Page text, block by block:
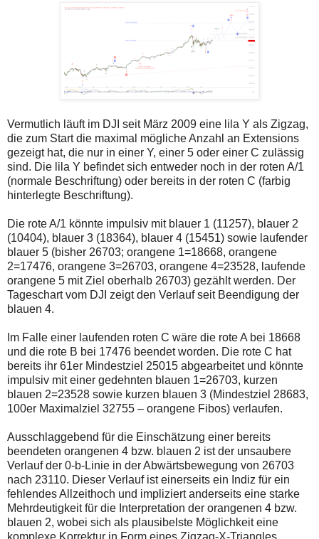
Vermutlich läuft im DJI seit März 2009 eine lila Y als Zigzag,
die zum Start die maximal mögliche Anzahl an Extensions
gezeigt hat, die nur in einer Y, einer 5 oder einer C zulässig
sind. Die lila Y befindet sich entweder noch in der roten A/1
(normale Beschriftung) oder bereits in der roten C (farbig
hinterlegte Beschriftung).
Die rote A/1 könnte impulsiv mit blauer 1 (11257), blauer 2
(10404), blauer 3 (18364), blauer 4 (15451) sowie laufender
blauer 5 (bisher 26703; orangene 1=18668, orangene
2=17476, orangene 3=26703, orangene 4=23528, laufende
orangene 5 mit Ziel oberhalb 26703) gezählt werden. Der
Tageschart vom DJI zeigt den Verlauf seit Beendigung der
blauen 4.
Im Falle einer laufenden roten C wäre die rote A bei 18668
und die rote B bei 17476 beendet worden. Die rote C hat
bereits ihr 61er Mindestziel 25015 abgearbeitet und könnte
impulsiv mit einer gedehnten blauen 1=26703, kurzen
blauen 2=23528 sowie kurzen blauen 3 (Mindestziel 28683,
100er Maximalziel 32755 – orangene Fibos) verlaufen.
Ausschlaggebend für die Einschätzung einer bereits
beendeten orangenen 4 bzw. blauen 2 ist der unsaubere
Verlauf der 0-b-Linie in der Abwärtsbewegung von 26703
nach 23110. Dieser Verlauf ist einerseits ein Indiz für ein
fehlendes Allzeithoch und impliziert anderseits eine starke
Mehrdeutigkeit für die Interpretation der orangenen 4 bzw.
blauen 2, wobei sich als plausibelste Möglichkeit eine